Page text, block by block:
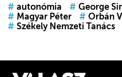
# autonómia # George
# Magyar Péter # Orbán
# Székely Nemzeti Tanács